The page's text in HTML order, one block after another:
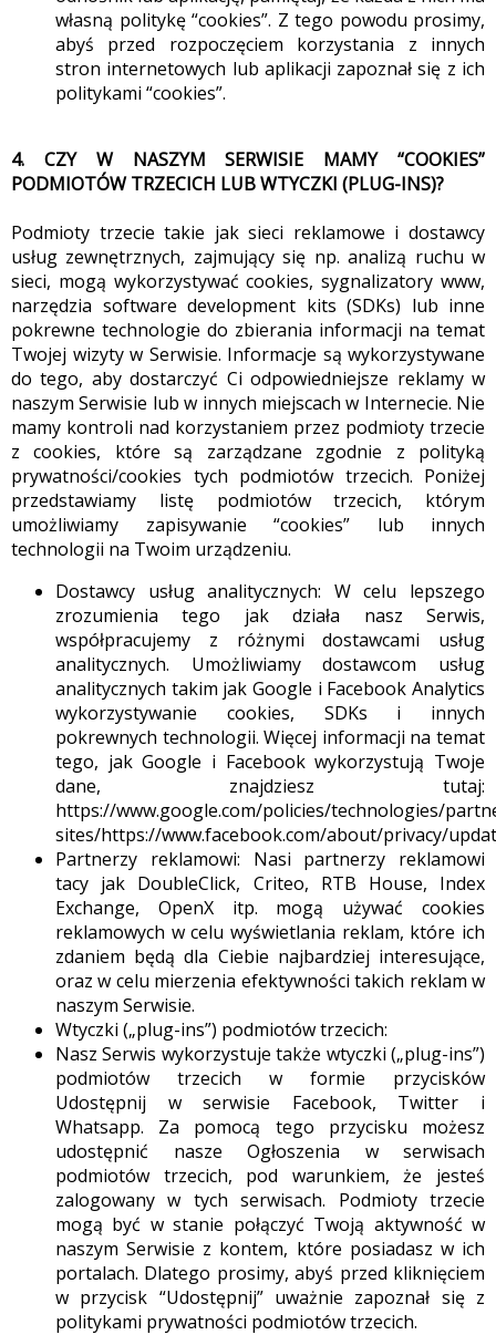
własną politykę “cookies”. Z tego powodu prosimy,
abyś przed rozpoczęciem korzystania z innych
stron internetowych lub aplikacji zapoznał się z ich
politykami “cookies”.
4. CZY W NASZYM SERWISIE MAMY “COOKIES”
PODMIOTÓW TRZECICH LUB WTYCZKI (PLUG-INS)?
Podmioty trzecie takie jak sieci reklamowe i dostawcy
usług zewnętrznych, zajmujący się np. analizą ruchu w
sieci, mogą wykorzystywać cookies, sygnalizatory www,
narzędzia software development kits (SDKs) lub inne
pokrewne technologie do zbierania informacji na temat
Twojej wizyty w Serwisie. Informacje są wykorzystywane
do tego, aby dostarczyć Ci odpowiedniejsze reklamy w
naszym Serwisie lub w innych miejscach w Internecie. Nie
mamy kontroli nad korzystaniem przez podmioty trzecie
z cookies, które są zarządzane zgodnie z polityką
prywatności/cookies tych podmiotów trzecich. Poniżej
przedstawiamy listę podmiotów trzecich, którym
umożliwiamy zapisywanie “cookies” lub innych
technologii na Twoim urządzeniu.
Dostawcy usług analitycznych: W celu lepszego
zrozumienia tego jak działa nasz Serwis,
współpracujemy z różnymi dostawcami usług
analitycznych. Umożliwiamy dostawcom usług
analitycznych takim jak Google i Facebook Analytics
wykorzystywanie cookies, SDKs i innych
pokrewnych technologii. Więcej informacji na temat
tego, jak Google i Facebook wykorzystują Twoje
dane, znajdziesz tutaj:
https://www.google.com/policies/technologies/
sites/https://www.facebook.com/about/privacy/
Partnerzy reklamowi: Nasi partnerzy reklamowi
tacy jak DoubleClick, Criteo, RTB House, Index
Exchange, OpenX itp. mogą używać cookies
reklamowych w celu wyświetlania reklam, które ich
zdaniem będą dla Ciebie najbardziej interesujące,
oraz w celu mierzenia efektywności takich reklam w
naszym Serwisie.
Wtyczki („plug-ins”) podmiotów trzecich:
Nasz Serwis wykorzystuje także wtyczki („plug-ins”)
podmiotów trzecich w formie przycisków
Udostępnij w serwisie Facebook, Twitter i
Whatsapp. Za pomocą tego przycisku możesz
udostępnić nasze Ogłoszenia w serwisach
podmiotów trzecich, pod warunkiem, że jesteś
zalogowany w tych serwisach. Podmioty trzecie
mogą być w stanie połączyć Twoją aktywność w
naszym Serwisie z kontem, które posiadasz w ich
portalach. Dlatego prosimy, abyś przed kliknięciem
w przycisk “Udostępnij” uważnie zapoznał się z
politykami prywatności podmiotów trzecich.